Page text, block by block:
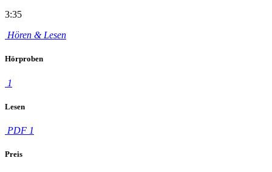
3:35
Hören & Lesen
Hörproben
1
Lesen
PDF 1
Preis